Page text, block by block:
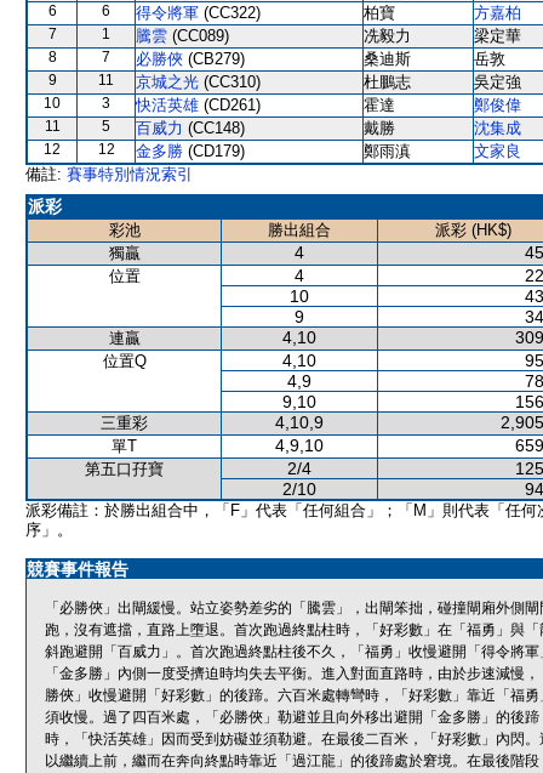
6 6 得令將軍 (CC322) 柏寶 方嘉柏
7 1 騰雲 (CC089) 冼毅力 梁定華
8 7 必勝俠 (CB279) 桑迪斯 岳敦
9 11 京城之光 (CC310) 杜鵬志 吳定強
10 3 快活英雄 (CD261) 霍達 鄭俊偉
11 5 百威力 (CC148) 戴勝 沈集成
12 12 金多勝 (CD179) 鄭雨滇
文家良
備註: 賽事特別情況索引
派彩
彩池 勝出組合
派彩 (HK$)
獨贏
4
位置 4
10
9
連贏 4,10
位置Q 4,10
4,9
9,10
三重彩 4,10,9
單T 4,9,10
第五口孖寶 2/4
2/10
派彩備註：於勝出組合中，「F」代表「任何組合」；「M」則代表「任何
序」。
競賽事件報告
「必勝俠」出閘緩慢。站立姿勢差劣的「騰雲」，出閘笨拙，碰撞閘廂外側
跑，沒有遮擋，直路上墮退。首次跑過終點柱時，「好彩數」在「福勇」與
斜跑避開「百威力」。首次跑過終點柱後不久，「福勇」收慢避開「得令將
「金多勝」內側一度受擠迫時均失去平衡。進入對面直路時，由於步速減慢
勝俠」收慢避開「好彩數」的後蹄。六百米處轉彎時，「好彩數」靠近「福
須收慢。過了四百米處，「必勝俠」勒避並且向外移出避開「金多勝」的後
時，「快活英雄」因而受到妨礙並須勒避。在最後二百米，「好彩數」內閃
以繼續上前，繼而在奔向終點時靠近「過江龍」的後蹄處於窘境。在最後階